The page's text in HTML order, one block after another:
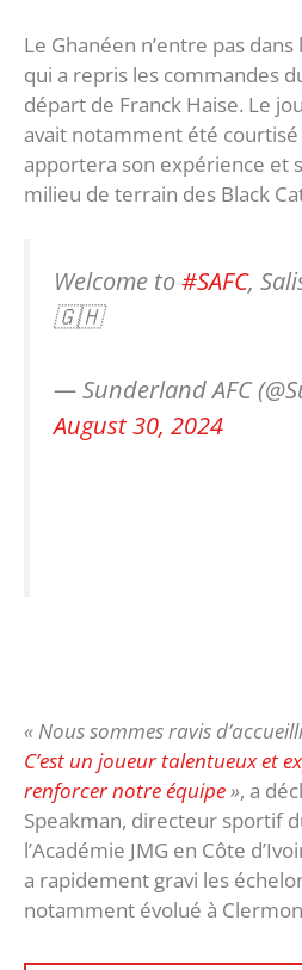
Le Ghanéen n’entre pas
qui a repris les commandes
départ de Franck Haise. Le
avait notamment été courtisé
apportera son expérience et
milieu de terrain des Black
Welcome to#SAFC,
🇬🇭
— Sunderland AFC
August 30, 2024
« Nous sommes ravis
C’est un joueur talentueux et
renforcer notre équipe», a
Speakman, directeur sportif
l’Académie JMG en Côte
a rapidement gravi les
notamment évolué à